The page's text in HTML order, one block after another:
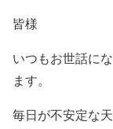
皆様
いつもお世話に
ます。
毎日が不安定な